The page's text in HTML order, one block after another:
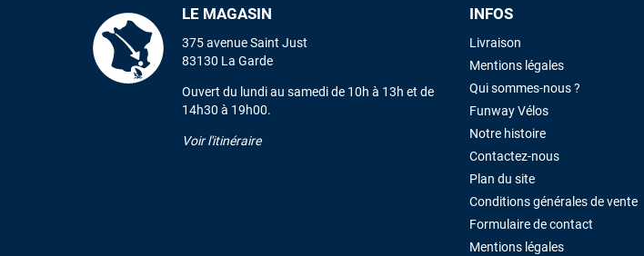
LE MAGASIN
375 avenue Saint Just
83130 La Garde
Ouvert du lundi au samedi de 10h à 13h et de
14h30 à 19h00.
Voir l'itinéraire
INFOS
Livraison
Mentions légales
Qui sommes-nous ?
Funway Vélos
Notre histoire
Contactez-nous
Plan du site
Conditions générales de vente
Formulaire de contact
Mentions légales
Maronui RICHMOND
J'ai acheté une voile d'occasion depuis
été rapide. La voile est arrivée en super
VOIR TOUS LES AVIS